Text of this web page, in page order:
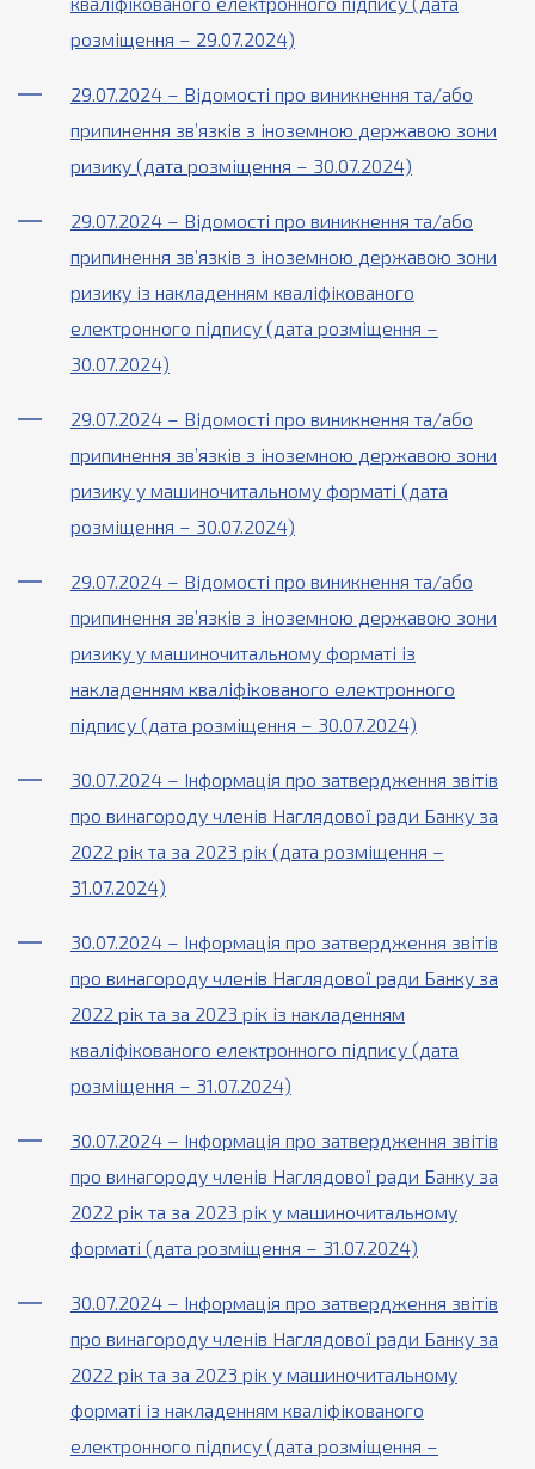
розміщення – 29.07.2024)
29.07.2024 – Відомості про виникнення та/або
припинення зв’язків з іноземною державою зони
ризику (дата розміщення – 30.07.2024)
29.07.2024 – Відомості про виникнення та/або
припинення зв’язків з іноземною державою зони
ризику із накладенням кваліфікованого
електронного підпису (дата розміщення –
30.07.2024)
29.07.2024 – Відомості про виникнення та/або
припинення зв’язків з іноземною державою зони
ризику у машиночитальному форматі (дата
розміщення – 30.07.2024)
29.07.2024 – Відомості про виникнення та/або
припинення зв’язків з іноземною державою зони
ризику у машиночитальному форматі із
накладенням кваліфікованого електронного
підпису (дата розміщення – 30.07.2024)
30.07.2024 – Інформація про затвердження звітів
про винагороду членів Наглядової ради Банку за
2022 рік та за 2023 рік (дата розміщення –
31.07.2024)
30.07.2024 – Інформація про затвердження звітів
про винагороду членів Наглядової ради Банку за
2022 рік та за 2023 рік із накладенням
кваліфікованого електронного підпису (дата
розміщення – 31.07.2024)
30.07.2024 – Інформація про затвердження звітів
про винагороду членів Наглядової ради Банку за
2022 рік та за 2023 рік у машиночитальному
форматі (дата розміщення – 31.07.2024)
30.07.2024 – Інформація про затвердження звітів
про винагороду членів Наглядової ради Банку за
2022 рік та за 2023 рік у машиночитальному
форматі із накладенням кваліфікованого
електронного підпису (дата розміщення –